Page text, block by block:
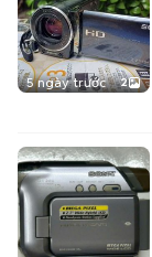
5 ngày trước 2